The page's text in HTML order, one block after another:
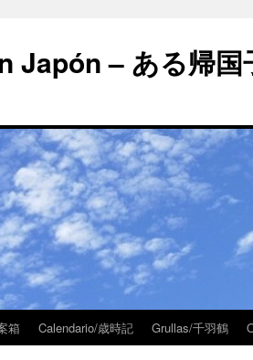
Japón – ある帰国
箱 Calendario/歳時記 Grullas/千羽鶴